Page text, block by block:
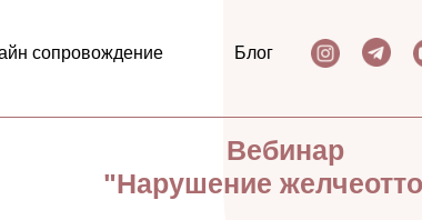
сопровождение Блог
Вебинар
"Нарушение